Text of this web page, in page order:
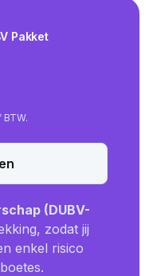
Pakket
(DUBV-
zodat jij
enkel risico